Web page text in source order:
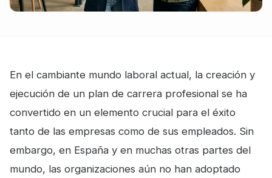
En el cambiante mundo laboral actual, la creación y
ejecución de un plan de carrera profesional se ha
convertido en un elemento crucial para el éxito
tanto de las empresas como de sus empleados. Sin
embargo, en España y en muchas otras partes del
mundo, las organizaciones aún no han adoptado